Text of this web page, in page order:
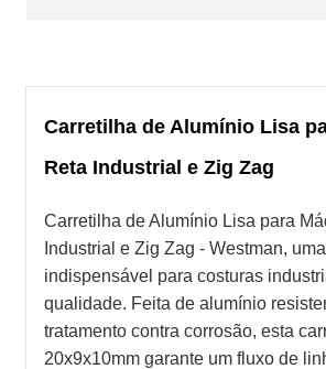
Carretilha de Alumínio Lisa
Reta Industrial e Zig Zag
Carretilha de Alumínio Lisa para
Industrial e Zig Zag - Westman,
indispensável para costuras
qualidade. Feita de alumínio
tratamento contra corrosão, esta
20x9x10mm garante um fluxo de